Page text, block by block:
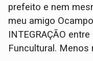
prefeito e nem
meu amigo
INTEGRAÇÃO
Funcultural. Menos